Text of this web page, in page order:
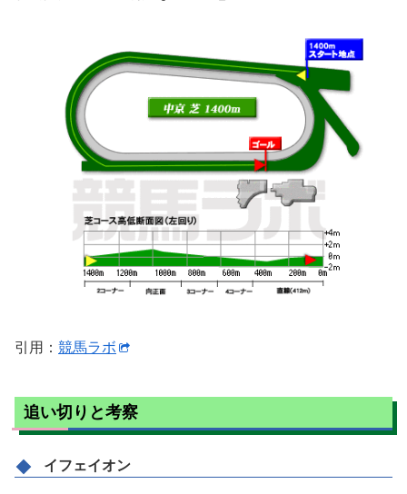
引用： 競馬ラボ
追い切りと考察
イフェイオン